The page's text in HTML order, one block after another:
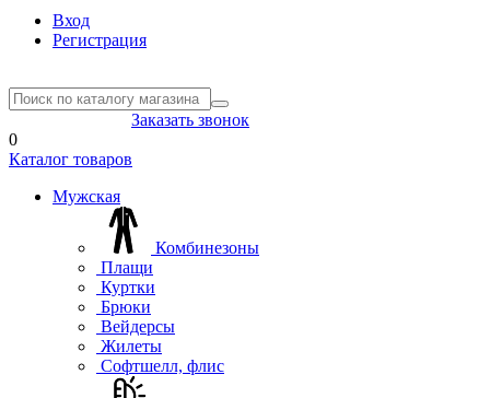
Вход
Регистрация
Заказать звонок
0
Каталог товаров
Мужская
Комбинезоны
Плащи
Куртки
Брюки
Вейдерсы
Жилеты
Софтшелл, флис